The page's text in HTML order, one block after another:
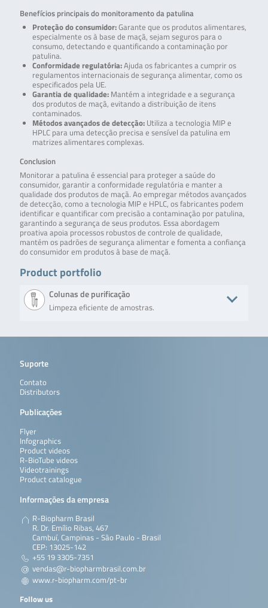
Benefícios principais do monitoramento da patulina
Proteção do consumidor:Garante que os produtos alimentares,
especialmente os à base de maçã, sejam seguros para o
consumo, detectando e quantificando a contaminação por
patulina.
Conformidade regulatória:Ajuda os fabricantes a cumprir os
regulamentos internacionais de segurança alimentar, como os
especificados pela UE.
Garantia de qualidade:Mantém a integridade e a segurança
dos produtos de maçã, evitando a distribuição de itens
contaminados.
Métodos avançados de detecção: Utiliza a tecnologia MIP e
HPLC para uma detecção precisa e sensível da patulina em
matrizes alimentares complexas.
Conclusion
Monitorar a patulina é essencial para proteger a saúde do
consumidor, garantir a conformidade regulatória e manter a
qualidade dos produtos de maçã. Ao empregar métodos avançados
de detecção, como a tecnologia MIP e HPLC, os fabricantes podem
identificar e quantificar com precisão a contaminação por patulina,
garantindo a segurança de seus produtos. Essa abordagem
proativa apoia processos robustos de controle de qualidade,
mantém os padrões de segurança alimentar e fomenta a confiança
do consumidor em produtos à base de maçã.
Product portfolio
Colunas de purificação
Limpeza eficiente de amostras.
Product Description No. of tests/amount Art. No.
Pure™
Alkaloid MS
QualiT
Pure™
Multi-
Solid phase
column for
purification
mycotoxins.
Leia mais
QualiT
Pure™
Multi-tox
MS
Solid phase
clean-up
column for
50 columns (syringe
Suporte
Contato
Distributors
Publicações
Flyer
Infographics
Product videos
R-BioTube videos
Videotrainings
Product catalogue
Informações da empresa
R-Biopharm Brasil
R. Dr. Emílio Ribas, 467
Cambuí, Campinas - São Paulo - Brasil
CEP: 13025-142
+55 19 3305-7351
vendas@r-biopharmbrasil.com.br
www.r-biopharm.com/pt-br
Follow us